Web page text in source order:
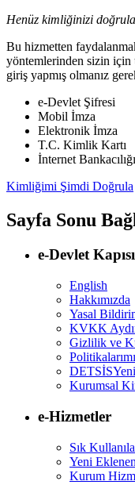
Henüz kimliğinizi
Bu hizmetten
yöntemlerinden sizin için
giriş yapmış olmanız
e-Devlet Şifresi
Mobil İmza
Elektronik İmza
T.C. Kimlik Kartı
İnternet Bankacılığı
Kimliğimi Şimdi Doğrula
Sayfa Sonu
e-Devlet Kapısı
English
Hakkımızda
Yasal
KVKK
Gizlilik ve
DETSİS
Kurumsal
e-Hizmetler
Sık
Yeni
Kurum